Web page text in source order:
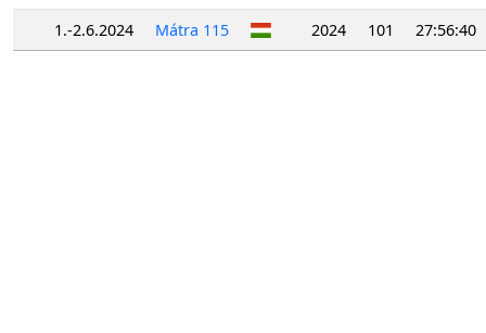
1.-2.6.2024
Mátra 115 2024 101 27:56:40